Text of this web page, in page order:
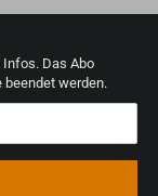
Infos. Das Abo
beendet werden.